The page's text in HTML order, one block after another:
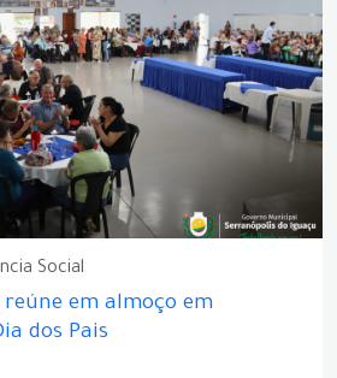
Social
reúne em almoço em
dos Pais